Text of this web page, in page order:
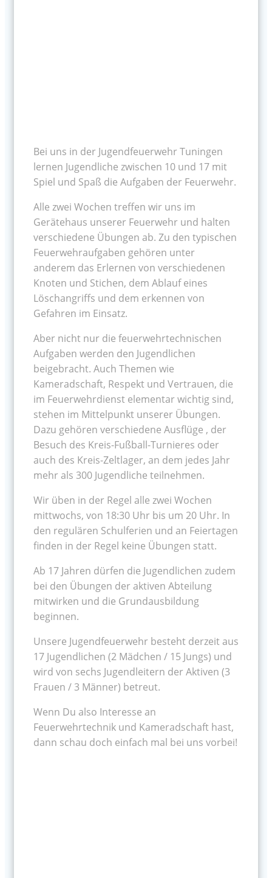
Bei uns in der Jugendfeuerwehr Tuningen
lernen Jugendliche zwischen 10 und 17 mit
Spiel und Spaß die Aufgaben der Feuerwehr.
Alle zwei Wochen treffen wir uns im
Gerätehaus unserer Feuerwehr und halten
verschiedene Übungen ab. Zu den typischen
Feuerwehraufgaben gehören unter
anderem das Erlernen von verschiedenen
Knoten und Stichen, dem Ablauf eines
Löschangriffs und dem erkennen von
Gefahren im Einsatz.
Aber nicht nur die feuerwehrtechnischen
Aufgaben werden den Jugendlichen
beigebracht. Auch Themen wie
Kameradschaft, Respekt und Vertrauen, die
im Feuerwehrdienst elementar wichtig sind,
stehen im Mittelpunkt unserer Übungen.
Dazu gehören verschiedene Ausflüge , der
Besuch des Kreis-Fußball-Turnieres oder
auch des Kreis-Zeltlager, an dem jedes Jahr
mehr als 300 Jugendliche teilnehmen.
Wir üben in der Regel alle zwei Wochen
mittwochs, von 18:30 Uhr bis um 20 Uhr. In
den regulären Schulferien und an Feiertagen
finden in der Regel keine Übungen statt.
Ab 17 Jahren dürfen die Jugendlichen zudem
bei den Übungen der aktiven Abteilung
mitwirken und die Grundausbildung
beginnen.
Unsere Jugendfeuerwehr besteht derzeit aus
17 Jugendlichen (2 Mädchen / 15 Jungs) und
wird von sechs Jugendleitern der Aktiven (3
Frauen / 3 Männer) betreut.
Wenn Du also Interesse an
Feuerwehrtechnik und Kameradschaft hast,
dann schau doch einfach mal bei uns vorbei!